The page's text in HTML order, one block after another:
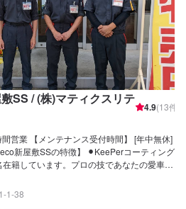
SS / (株)マティクスリテ
4.9(13件)
間】 [年中無休]
籍しています。プロの技であなたの愛車を
心してお任せ下さい。ご希望の場合はネット
1-38